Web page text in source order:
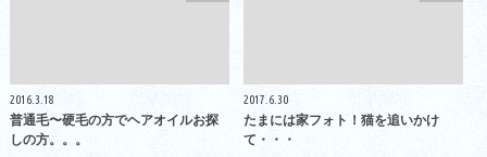
2016.3.18
普通毛〜硬毛の方でヘアオイルお探
しの方。。。
2017.6.30
たまには家フォト！猫を追いかけ
て・・・